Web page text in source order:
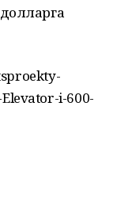
i-600-